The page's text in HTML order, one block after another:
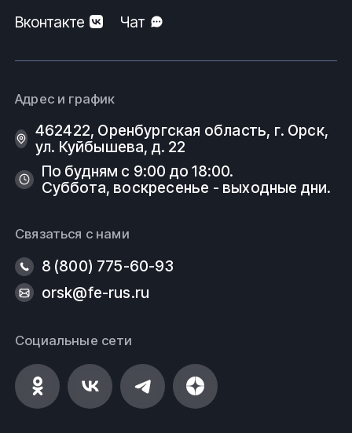
Вконтакте
Чат
Адрес и график
462422, Оренбургская область, г. Орск,
ул. Куйбышева, д. 22
По будням с 9:00 до 18:00.
Суббота, воскресенье - выходные дни.
Связаться с нами
8 (800) 775-60-93
orsk@fe-rus.ru
Социальные сети